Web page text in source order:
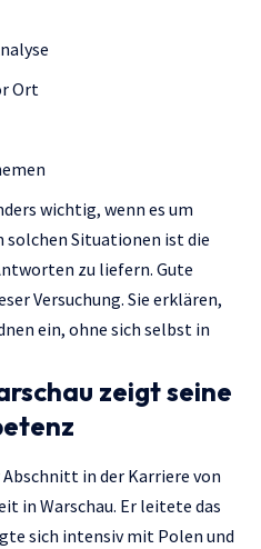
Ort
wichtig, wenn es um
Situationen ist die
zu liefern. Gute
Versuchung. Sie erklären,
ein, ohne sich selbst in
zeigt seine
in der Karriere von
in Warschau. Er leitete das
sich intensiv mit Polen und